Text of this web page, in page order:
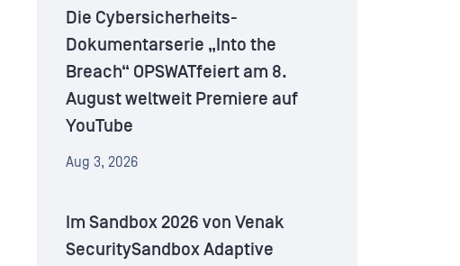
Die Cybersicherheits-
Dokumentarserie „Into the
Breach“ OPSWATfeiert am 8.
August weltweit Premiere auf
YouTube
Aug 3, 2026
Im Sandbox 2026 von Venak
SecuritySandbox Adaptive